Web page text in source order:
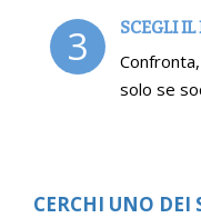
3 SCEGLI
solo se
CERCHI UNO DEI